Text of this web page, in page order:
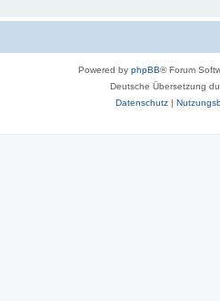
Powered by phpBB® Forum
Deutsche Übersetzung
Datenschutz|